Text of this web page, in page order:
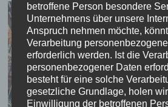
betroffene Person besondere
Unternehmens über unsere
Anspruch nehmen möchte,
Verarbeitung
erforderlich werden. Ist die
personenbezogener Daten
besteht für eine solche
gesetzliche Grundlage, holen
Einwilligung der betroffenen